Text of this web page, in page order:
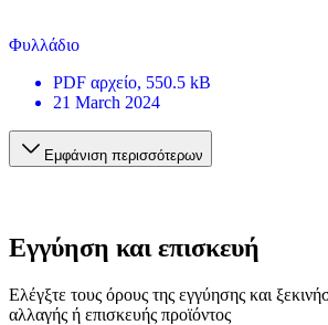
Φυλλάδιο
PDF αρχείο, 550.5 kB
21 March 2024
Εμφάνιση περισσότερων
Εγγύηση και επισκευή
Ελέγξτε τους όρους της εγγύησης και
αλλαγής ή επισκευής προϊόντος